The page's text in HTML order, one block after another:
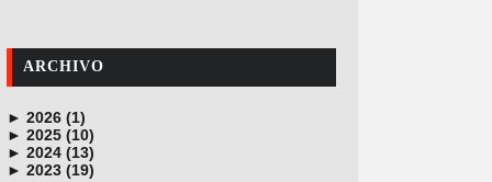
ARCHIVO
► 2026 (1)
junio (1)
► 2025 (10)
noviembre (1)
octubre (1)
► 2024 (13)
diciembre (4)
► 2023 (19)